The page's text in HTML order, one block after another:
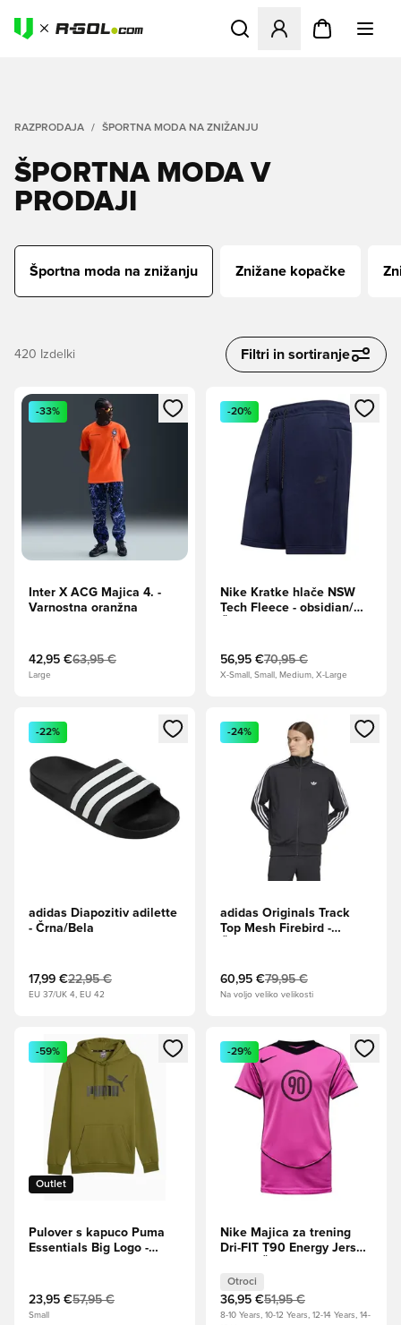
Odpre Modal za prijavo ali
RAZPRODAJA ŠPORTNA MODA NA ZNIŽANJU
ŠPORTNA MODA V
PRODAJI
Športna moda na znižanju Znižane kopačke
420 Izdelki Filtri in sortiranje
Odpre Modal za prijavo ali vpis kot član
-33%
Inter X ACG Majica 4. -
Varnostna oranžna
42,95 €63,95 €
Large
Odpre Modal za prijavo ali
-20%
Nike Kratke hlače NSW
Tech Fleece - obsidian/
56,95 €70,95 €
X-Small, Small, Medium, X-Large
Odpre Modal za prijavo ali vpis kot član
-22%
adidas Diapozitiv adilette
- Črna/Bela
17,99 €22,95 €
EU 37/UK 4, EU 42
Odpre Modal za prijavo ali
-24%
adidas Originals Track
Top Mesh Firebird -
60,95 €79,95 €
Na voljo veliko velikosti
Odpre Modal za prijavo ali vpis kot član
Outlet
-59%
Pulover s kapuco Puma
Essentials Big Logo -
23,95 €57,95 €
Small
Odpre Modal za prijavo ali
-29%
Nike Majica za trening
Dri-FIT T90 Energy Jersey
Otroci
36,95 €51,95 €
8-10 Years, 10-12 Years, 12-14 Years, 14-